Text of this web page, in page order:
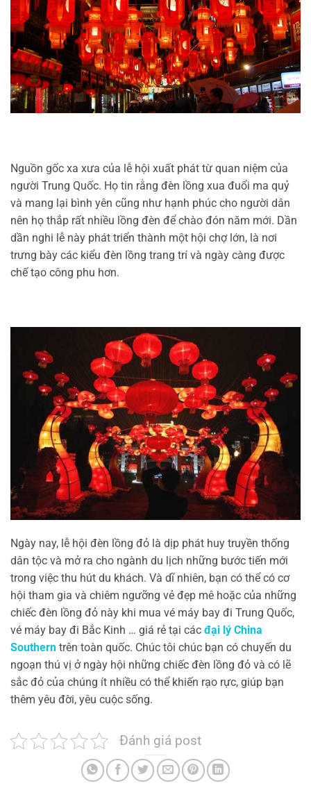
Nguồn gốc xa xưa của lễ hội xuất phát từ quan niệm của
người Trung Quốc. Họ tin rằng đèn lồng xua đuổi ma quỷ
và mang lại bình yên cũng như hạnh phúc cho người dân
nên họ thắp rất nhiều lồng đèn để chào đón năm mới. Dần
dần nghi lễ này phát triển thành một hội chợ lớn, là nơi
trưng bày các kiểu đèn lồng trang trí và ngày càng được
chế tạo công phu hơn.
Ngày nay, lễ hội đèn lồng đỏ là dịp phát huy truyền thống
dân tộc và mở ra cho ngành du lịch những bước tiến mới
trong việc thu hút du khách. Và dĩ nhiên, bạn có thể có cơ
hội tham gia và chiêm ngưỡng vẻ đẹp mê hoặc của những
chiếc đèn lồng đỏ này khi mua vé máy bay đi Trung Quốc,
vé máy bay đi Bắc Kinh … giá rẻ tại các đại lý China
Southern trên toàn quốc. Chúc tôi chúc bạn có chuyến du
ngoạn thú vị ở ngày hội những chiếc đèn lồng đỏ và có lẽ
sắc đỏ của chúng ít nhiều có thể khiến rạo rực, giúp bạn
thêm yêu đời, yêu cuộc sống.
Đánh giá post